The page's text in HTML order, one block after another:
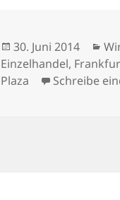
Veröffentlicht
am
30. Juni 2014
Einzelhandel,
Plaza
Schreibe